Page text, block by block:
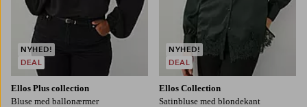
Ellos Plus collection
Bluse med ballonærmer
NYHED!
DEAL
Ellos Collection
Satinbluse med blondekant
NYHED!
DEAL